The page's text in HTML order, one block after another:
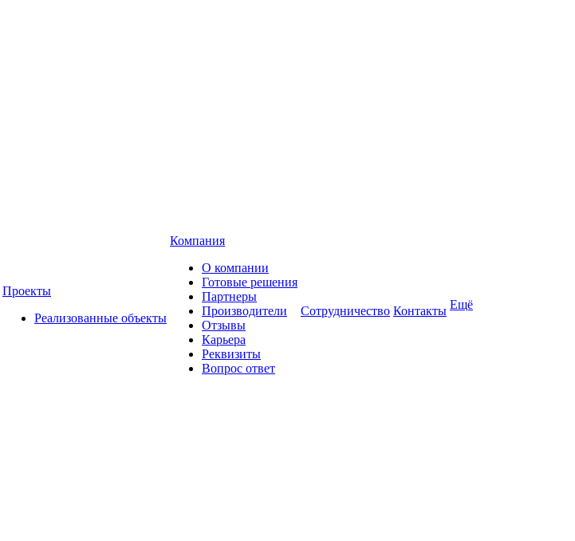
Проекты
Реализованные объекты
Компания
О компании
Готовые решения
Партнеры
Производители
Отзывы
Карьера
Реквизиты
Вопрос ответ
Сотрудничество Контакты Ещё